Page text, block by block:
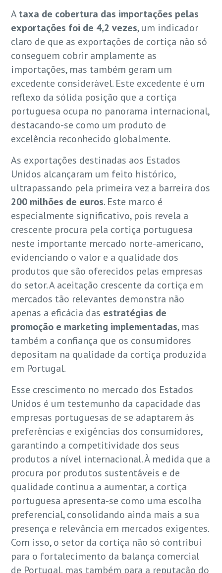
Ataxa de cobertura das importações pelas
exportações foi de 4,2 vezes, um indicador
claro de que as exportações de cortiça não só
conseguem cobrir amplamente as
importações, mas também geram um
excedente considerável. Este excedente é um
reflexo da sólida posição que a cortiça
portuguesa ocupa no panorama internacional,
destacando-se como um produto de
excelência reconhecido globalmente.
As exportações destinadas aos Estados
Unidos alcançaram um feito histórico,
ultrapassando pela primeira vez a barreira dos
200 milhões de euros. Este marco é
especialmente significativo, pois revela a
crescente procura pela cortiça portuguesa
neste importante mercado norte-americano,
evidenciando o valor e a qualidade dos
produtos que são oferecidos pelas empresas
do setor. A aceitação crescente da cortiça em
mercados tão relevantes demonstra não
apenas a eficácia das estratégias de
promoção e marketing implementadas, mas
também a confiança que os consumidores
depositam na qualidade da cortiça produzida
em Portugal.
Esse crescimento no mercado dos Estados
Unidos é um testemunho da capacidade das
empresas portuguesas de se adaptarem às
preferências e exigências dos consumidores,
garantindo a competitividade dos seus
produtos a nível internacional. À medida que a
procura por produtos sustentáveis e de
qualidade continua a aumentar, a cortiça
portuguesa apresenta-se como uma escolha
preferencial, consolidando ainda mais a sua
presença e relevância em mercados exigentes.
Com isso, o setor da cortiça não só contribui
para o fortalecimento da balança comercial
de Portugal, mas também para a reputação do